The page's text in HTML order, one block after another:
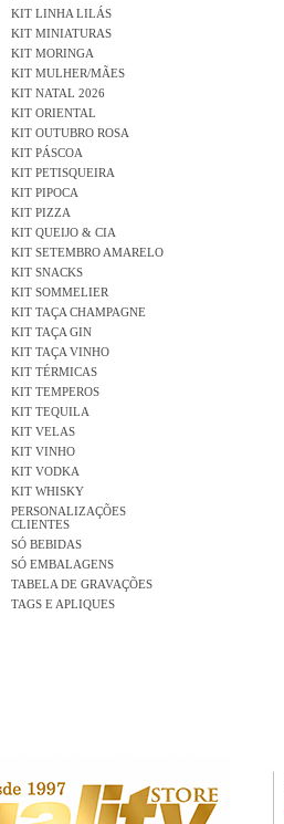
KIT LINHA LILÁS
KIT MINIATURAS
KIT MORINGA
KIT MULHER/MÃES
KIT NATAL 2026
KIT ORIENTAL
KIT OUTUBRO ROSA
KIT PÁSCOA
KIT PETISQUEIRA
KIT PIPOCA
KIT PIZZA
KIT QUEIJO & CIA
KIT SETEMBRO AMARELO
KIT SNACKS
KIT SOMMELIER
KIT TAÇA CHAMPAGNE
KIT TAÇA GIN
KIT TAÇA VINHO
KIT TÉRMICAS
KIT TEMPEROS
KIT TEQUILA
KIT VELAS
KIT VINHO
KIT VODKA
KIT WHISKY
PERSONALIZAÇÕES
CLIENTES
SÓ BEBIDAS
SÓ EMBALAGENS
TABELA DE GRAVAÇÕES
TAGS E APLIQUES